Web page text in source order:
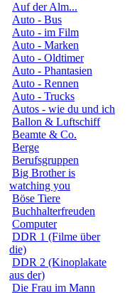
Auf der Alm...
Auto - Bus
Auto - im Film
Auto - Marken
Auto - Oldtimer
Auto - Phantasien
Auto - Rennen
Auto - Trucks
Autos - wie du und ich
Ballon & Luftschiff
Beamte & Co.
Berge
Berufsgruppen
Big Brother is
watching you
Böse Tiere
Buchhalterfreuden
Computer
DDR 1 (Filme über
die)
DDR 2 (Kinoplakate
aus der)
Die Frau im Mann